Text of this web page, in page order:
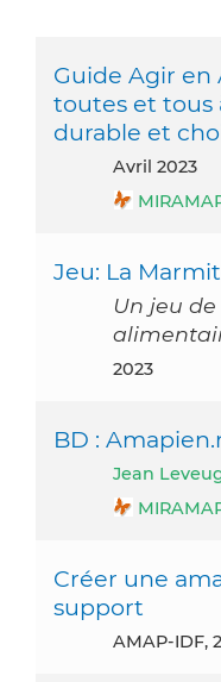
Guide Agir en
toutes et tous
durable et
avril 2023
Jeu: La
Un jeu
2023
BD :
Jean
Créer une
support
AMAP-IDF,